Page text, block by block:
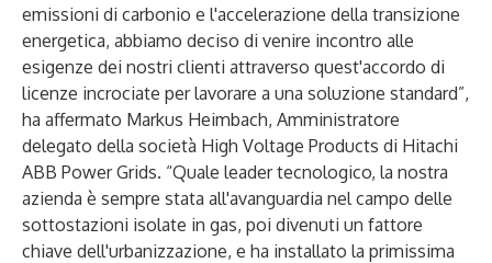
emissioni di carbonio e l'accelerazione della transizione
energetica, abbiamo deciso di venire incontro alle
esigenze dei nostri clienti attraverso quest'accordo di
licenze incrociate per lavorare a una soluzione standard”,
ha affermato Markus Heimbach, Amministratore
delegato della società High Voltage Products di Hitachi
ABB Power Grids. “Quale leader tecnologico, la nostra
azienda è sempre stata all'avanguardia nel campo delle
sottostazioni isolate in gas, poi divenuti un fattore
chiave dell'urbanizzazione, e ha installato la primissima